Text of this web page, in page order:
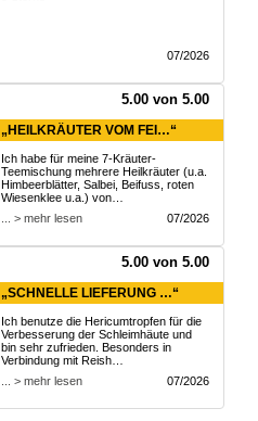
07/2026
5.00 von 5.00
„HEILKRÄUTER VOM FEI…“
Ich habe für meine 7-Kräuter-
Teemischung mehrere Heilkräuter (u.a.
Himbeerblätter, Salbei, Beifuss, roten
Wiesenklee u.a.) von…
... > mehr lesen
07/2026
5.00 von 5.00
„SCHNELLE LIEFERUNG …“
Ich benutze die Hericumtropfen für die
Verbesserung der Schleimhäute und
bin sehr zufrieden. Besonders in
Verbindung mit Reish…
... > mehr lesen
07/2026